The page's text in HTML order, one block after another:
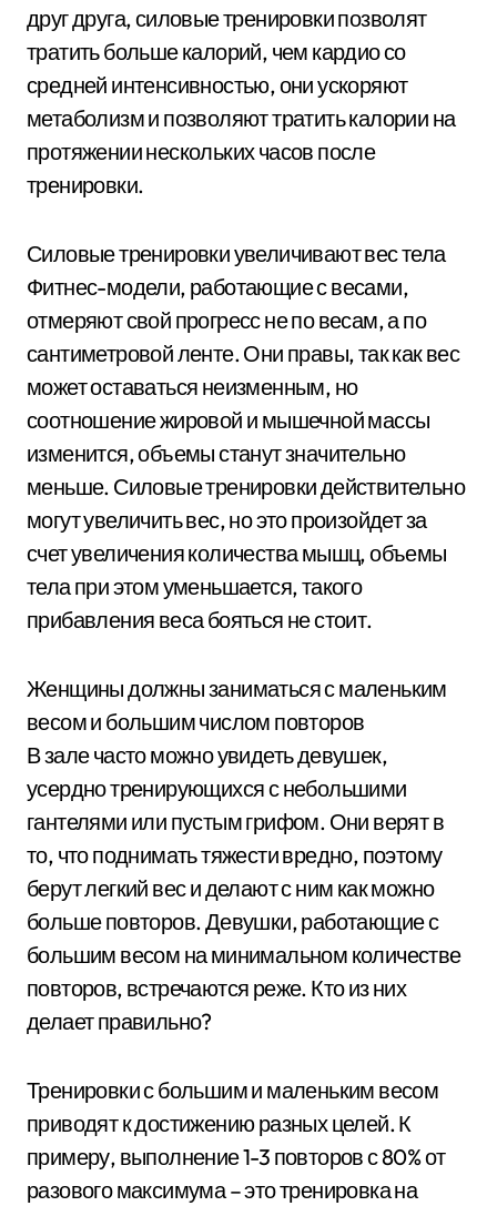
друг друга, силовые тренировки позволят
тратить больше калорий, чем кардио со
средней интенсивностью, они ускоряют
метаболизм и позволяют тратить калории на
протяжении нескольких часов после
тренировки.
Силовые тренировки увеличивают вес тела
Фитнес-модели, работающие с весами,
отмеряют свой прогресс не по весам, а по
сантиметровой ленте. Они правы, так как вес
может оставаться неизменным, но
соотношение жировой и мышечной массы
изменится, объемы станут значительно
меньше. Силовые тренировки действительно
могут увеличить вес, но это произойдет за
счет увеличения количества мышц, объемы
тела при этом уменьшается, такого
прибавления веса бояться не стоит.
Женщины должны заниматься с маленьким
весом и большим числом повторов
В зале часто можно увидеть девушек,
усердно тренирующихся с небольшими
гантелями или пустым грифом. Они верят в
то, что поднимать тяжести вредно, поэтому
берут легкий вес и делают с ним как можно
больше повторов. Девушки, работающие с
большим весом на минимальном количестве
повторов, встречаются реже. Кто из них
делает правильно?
Тренировки с большим и маленьким весом
приводят к достижению разных целей. К
примеру, выполнение 1-3 повторов с 80% от
разового максимума – это тренировка на